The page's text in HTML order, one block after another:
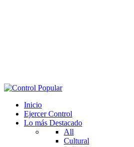
Inicio
Ejercer Control
Lo más Destacado
All
Cultural